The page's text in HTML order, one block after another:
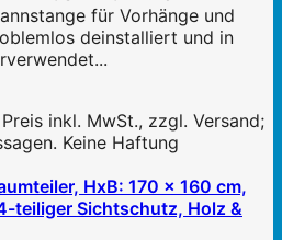
für Vorhänge und
deinstalliert und in
Preis inkl. MwSt., zzgl. Versand;
Keine Haftung